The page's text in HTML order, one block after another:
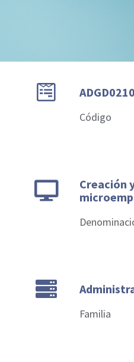
ADGD0210
Código
Creación
Familia